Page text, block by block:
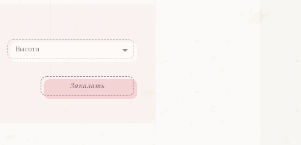
Высота
Заказать